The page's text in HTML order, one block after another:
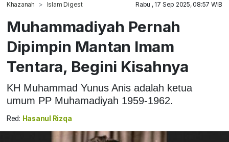
Khazanah Islam Digest Rabu , 17 Sep 2025, 08:57 WIB
Muhammadiyah Pernah
Dipimpin Mantan Imam
Tentara, Begini Kisahnya
KH Muhammad Yunus Anis adalah ketua
umum PP Muhamadiyah 1959-1962.
Red: Hasanul Rizqa